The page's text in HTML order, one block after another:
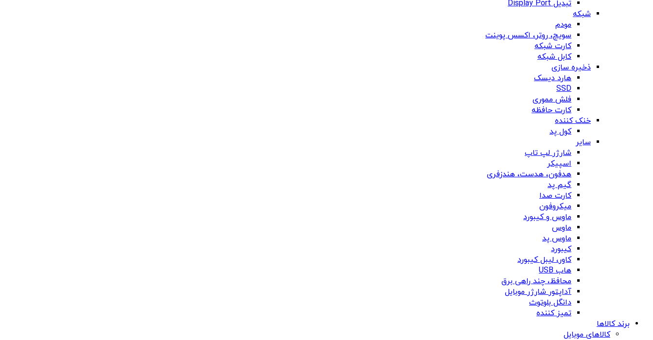
تبدیل Display Port
شبکه
مودم
سویچ، روتر، اکسس پوینت
کارت شبکه
کابل شبکه
ذخیره سازی
هارد دیسک
SSD
فلش مموری
کارت حافظه
خنک کننده
کول پد
سایر
شارژر لپ تاپ
اسپیکر
هدفون، هدست، هندزفری
گیم پد
کارت صدا
میکروفون
ماوس و کیبورد
ماوس
ماوس پد
کیبورد
کاور، لیبل کیبورد
هاب USB
محافظ، چند راهی برق
آداپتور شارژر موبایل
دانگل بلوتوث
تمیز کننده
برند کالاها
کالاهای موبایل